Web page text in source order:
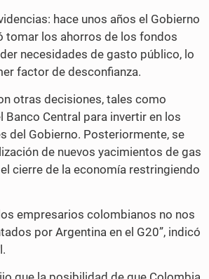
hace unos años el Gobierno
tomar los ahorros de los fondos
necesidades de gasto público, lo
factor de desconfianza.
otras decisiones, tales como
Banco Central para invertir en los
del Gobierno. Posteriormente, se
de nuevos yacimientos de gas
el cierre de la economía restringiendo
empresarios colombianos no nos
por Argentina en el G20”, indicó